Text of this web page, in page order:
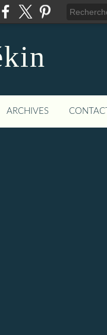
ARCHIVES CONTACT